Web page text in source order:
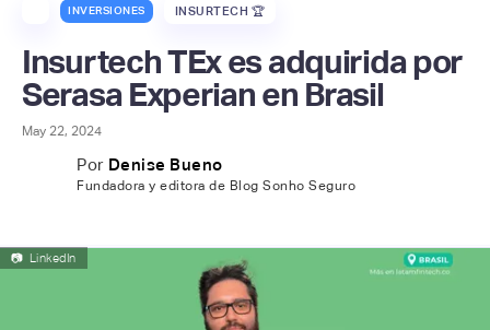
INVERSIONES INSURTECH 🏆
Insurtech TEx es adquirida por
Serasa Experian en Brasil
May 22, 2024
Por Denise Bueno
Fundadora y editora de Blog Sonho Seguro
📷 LinkedIn